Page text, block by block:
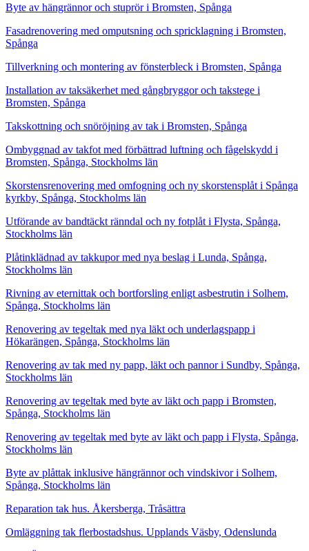
Byte av hängrännor och stuprör i Bromsten, Spånga
Fasadrenovering med omputsning och spricklagning i Bromsten,
Spånga
Tillverkning och montering av fönsterbleck i Bromsten, Spånga
Installation av taksäkerhet med gångbryggor och takstege i
Bromsten, Spånga
Takskottning och snöröjning av tak i Bromsten, Spånga
Ombyggnad av takfot med förbättrad luftning och fågelskydd i
Bromsten, Spånga, Stockholms län
Skorstensrenovering med omfogning och ny skorstensplåt i Spånga
kyrkby, Spånga, Stockholms län
Utförande av bandtäckt ränndal och ny fotplåt i Flysta, Spånga,
Stockholms län
Plåtinklädnad av takkupor med nya beslag i Lunda, Spånga,
Stockholms län
Rivning av eternittak och bortforsling enligt asbestrutin i Solhem,
Spånga, Stockholms län
Renovering av tegeltak med nya läkt och underlagspapp i
Hökarängen, Spånga, Stockholms län
Renovering av tak med ny papp, läkt och pannor i Sundby, Spånga,
Stockholms län
Renovering av tegeltak med byte av läkt och papp i Bromsten,
Spånga, Stockholms län
Renovering av tegeltak med byte av läkt och papp i Flysta, Spånga,
Stockholms län
Byte av plåttak inklusive hängrännor och vindskivor i Solhem,
Spånga, Stockholms län
Reparation tak hus. Åkersberga, Tråsättra
Omläggning tak flerbostadshus. Upplands Väsby, Odenslunda